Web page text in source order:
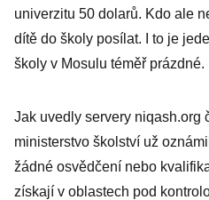
univerzitu 50 dolarů. Kdo ale
dítě do školy posílat. I to je
školy v Mosulu téměř prázdné.
Jak uvedly servery niqash.org
ministerstvo školství už
žádné osvědčení nebo
získají v oblastech pod